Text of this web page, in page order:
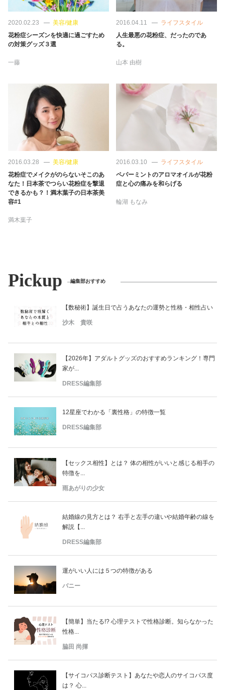
性と愛
2020.02.23
美容/健康
花粉症シーズンを快適に過ごすため
の対策グッズ３選
一藤
2016.04.11
ライフスタイル
人生最悪の花粉症、だったのであ
る。
山本 由樹
2016.03.28
美容/健康
花粉症でメイクがのらないそこのあ
なた！日本茶でつらい花粉症を撃退
できるかも？！満木葉子の日本茶美
容#1
満木葉子
2016.03.10
ライフスタイル
ペパーミントのアロマオイルが花粉
症と心の痛みを和らげる
輪湖 もなみ
Pickup 編集部おすすめ
【数秘術】誕生日で占うあなたの運勢と性格・相性占い
沙木 貴咲
【2026年】アダルトグッズのおすすめランキング！専門
家が...
DRESS編集部
12星座でわかる「裏性格」の特徴一覧
DRESS編集部
【セックス相性】とは？ 体の相性がいいと感じる相手の
特徴を...
雨あがりの少女
結婚線の見方とは？ 右手と左手の違いや結婚年齢の線を
解説【...
DRESS編集部
運がいい人には５つの特徴がある
バニー
【簡単】当たる!? 心理テストで性格診断。知らなかった
性格...
脇田 尚揮
【サイコパス診断テスト】あなたや恋人のサイコパス度
は？ 心...